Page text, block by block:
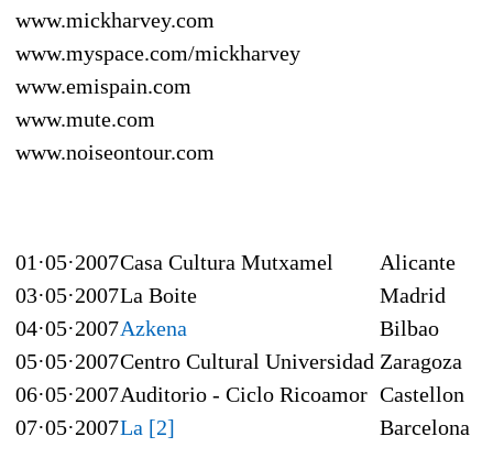
www.mickharvey.com
www.myspace.com/mickharvey
www.emispain.com
www.mute.com
www.noiseontour.com
01·05·2007Casa Cultura Mutxamel
Alicante
03·05·2007La Boite
Madrid
04·05·2007Azkena
Bilbao
05·05·2007Centro Cultural Universidad Zaragoza
06·05·2007Auditorio - Ciclo Ricoamor Castellon
07·05·2007La [2] Barcelona